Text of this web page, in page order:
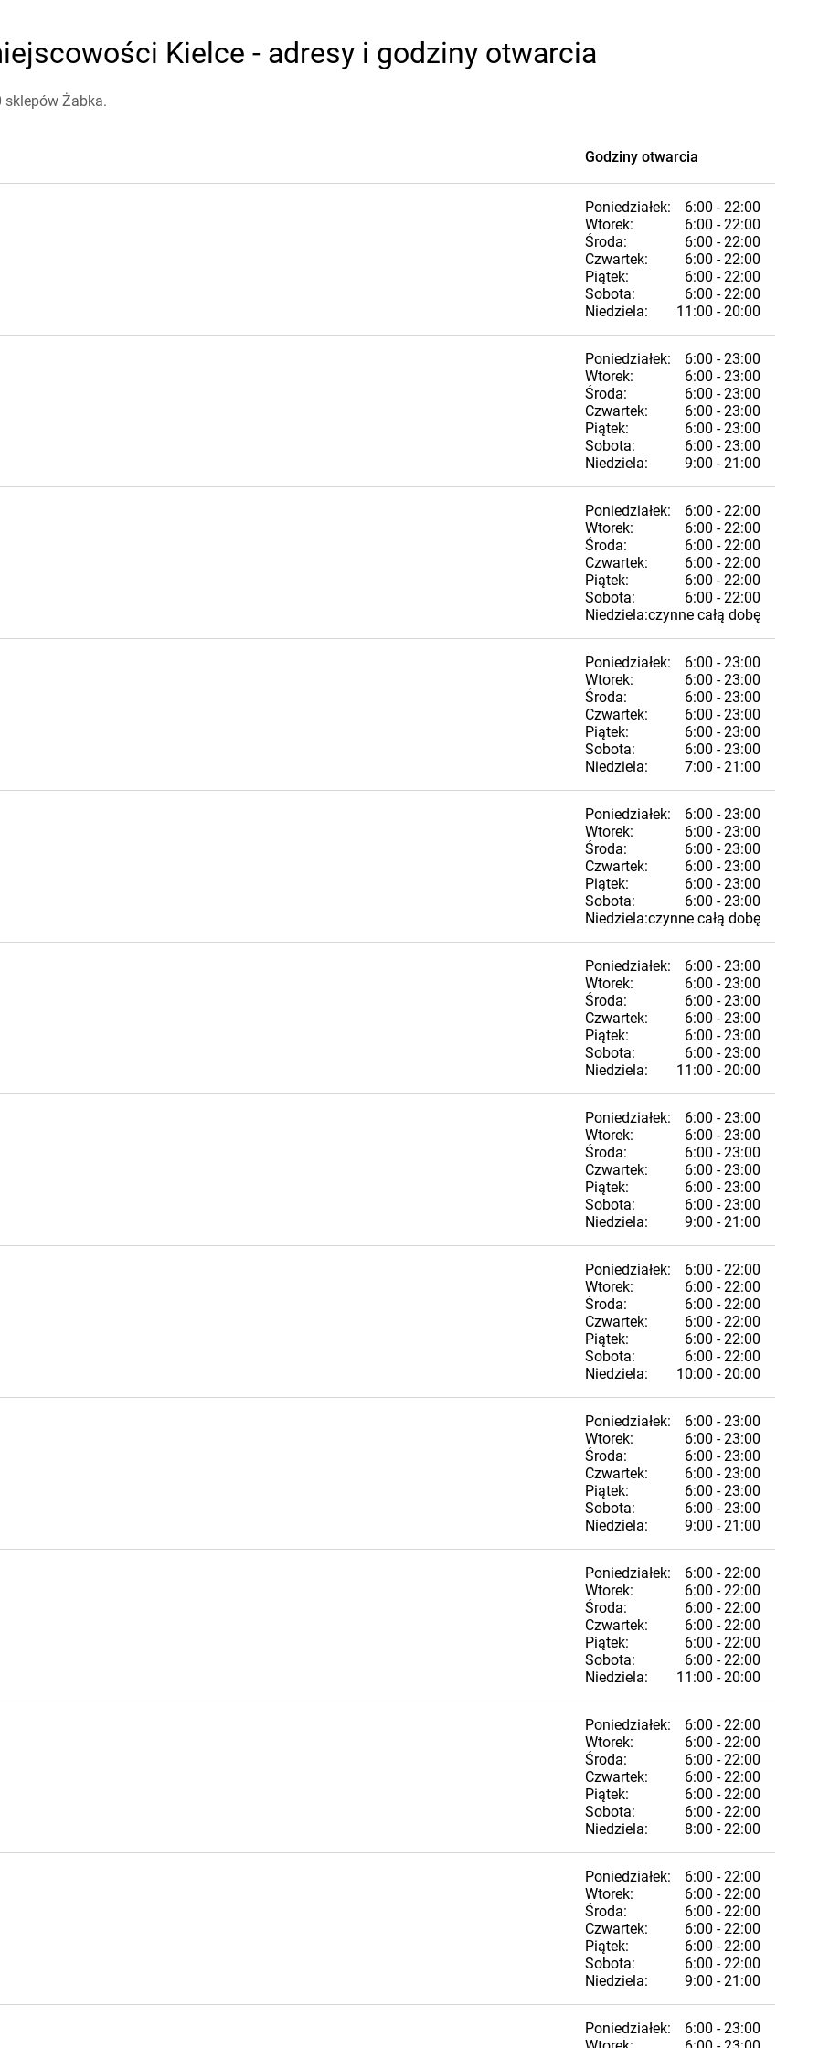
Kielce - adresy i godziny otwarcia
sklepów Żabka.
Godziny otwarcia
Poniedziałek:
6:00 - 22:00
Wtorek:
6:00 - 22:00
Środa:
6:00 - 22:00
Czwartek:
6:00 - 22:00
Piątek:
6:00 - 22:00
Sobota:
6:00 - 22:00
Niedziela:
11:00 - 20:00
Poniedziałek:
6:00 - 23:00
Wtorek:
6:00 - 23:00
Środa:
6:00 - 23:00
Czwartek:
6:00 - 23:00
Piątek:
6:00 - 23:00
Sobota:
6:00 - 23:00
Niedziela:
9:00 - 21:00
Poniedziałek:
6:00 - 22:00
Wtorek:
6:00 - 22:00
Środa:
6:00 - 22:00
Czwartek:
6:00 - 22:00
Piątek:
6:00 - 22:00
Sobota:
6:00 - 22:00
Niedziela:czynne całą dobę
Poniedziałek:
6:00 - 23:00
Wtorek:
6:00 - 23:00
Środa:
6:00 - 23:00
Czwartek:
6:00 - 23:00
Piątek:
6:00 - 23:00
Sobota:
6:00 - 23:00
Niedziela:
7:00 - 21:00
Poniedziałek:
6:00 - 23:00
Wtorek:
6:00 - 23:00
Środa:
6:00 - 23:00
Czwartek:
6:00 - 23:00
Piątek:
6:00 - 23:00
Sobota:
6:00 - 23:00
Niedziela:czynne całą dobę
Poniedziałek:
6:00 - 23:00
Wtorek:
6:00 - 23:00
Środa:
6:00 - 23:00
Czwartek:
6:00 - 23:00
Piątek:
6:00 - 23:00
Sobota:
6:00 - 23:00
Niedziela:
11:00 - 20:00
Poniedziałek:
6:00 - 23:00
Wtorek:
6:00 - 23:00
Środa:
6:00 - 23:00
Czwartek:
6:00 - 23:00
Piątek:
6:00 - 23:00
Sobota:
6:00 - 23:00
Niedziela:
9:00 - 21:00
Poniedziałek:
6:00 - 22:00
Wtorek:
6:00 - 22:00
Środa:
6:00 - 22:00
Czwartek:
6:00 - 22:00
Piątek:
6:00 - 22:00
Sobota:
6:00 - 22:00
Niedziela:
10:00 - 20:00
Poniedziałek:
6:00 - 23:00
Wtorek:
6:00 - 23:00
Środa:
6:00 - 23:00
Czwartek:
6:00 - 23:00
Piątek:
6:00 - 23:00
Sobota:
6:00 - 23:00
Niedziela:
9:00 - 21:00
Poniedziałek:
6:00 - 22:00
Wtorek:
6:00 - 22:00
Środa:
6:00 - 22:00
Czwartek:
6:00 - 22:00
Piątek:
6:00 - 22:00
Sobota:
6:00 - 22:00
Niedziela:
11:00 - 20:00
Poniedziałek:
6:00 - 22:00
Wtorek:
6:00 - 22:00
Środa:
6:00 - 22:00
Czwartek:
6:00 - 22:00
Piątek:
6:00 - 22:00
Sobota:
6:00 - 22:00
Niedziela:
8:00 - 22:00
Poniedziałek:
6:00 - 22:00
Wtorek:
6:00 - 22:00
Środa:
6:00 - 22:00
Czwartek:
6:00 - 22:00
Piątek:
6:00 - 22:00
Sobota:
6:00 - 22:00
Niedziela:
9:00 - 21:00
Poniedziałek:
6:00 - 23:00